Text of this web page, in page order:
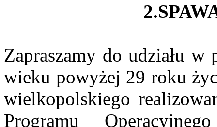
Zapraszamy do udziału
wieku powyżej 29 roku
wielkopolskiego
Programu